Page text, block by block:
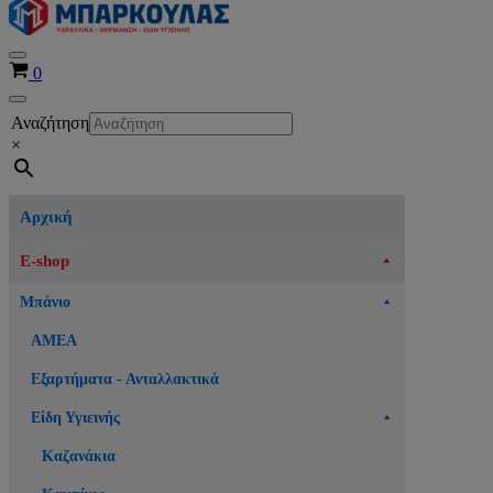
Μενού
πλοήγησης
Καλάθι
0
Μενού
πλοήγησης
Αναζήτηση
×
Αρχική
E-shop
Μπάνιο
ΑΜΕΑ
Εξαρτήματα - Ανταλλακτικά
Είδη Υγιεινής
Καζανάκια